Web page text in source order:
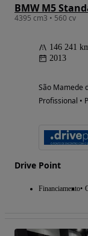
BMW M5
4395 cm3 • 560 cv
146 241
2013
São Mamede
Profissional •
Drive Point
Financiamento